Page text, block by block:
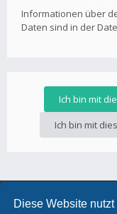
Diese Website
Informationen über
Daten sind in der
Foren-Übersicht